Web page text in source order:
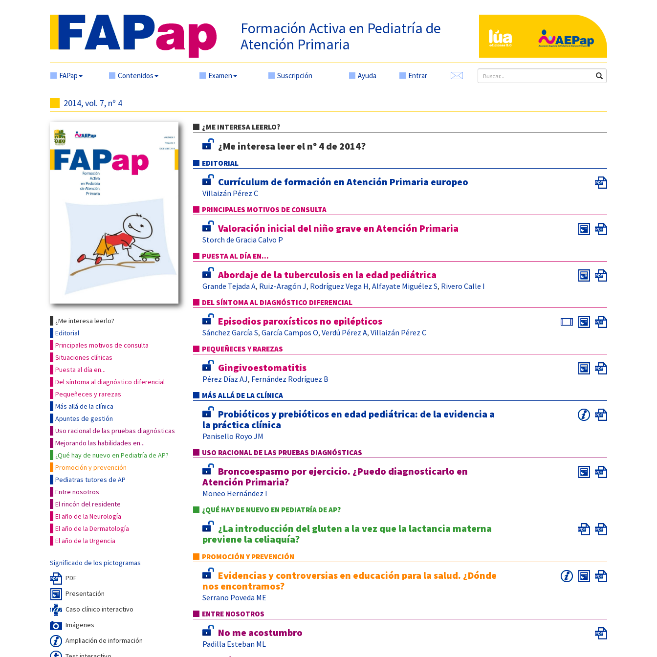
Formación Activa en Pediatría de
Atención Primaria
FAPap Contenidos Examen Suscripción Ayuda Entrar
2014, vol. 7, nº 4
¿Me interesa leerlo?
Editorial
Principales motivos de consulta
Situaciones clínicas
Puesta al día en...
Del síntoma al diagnóstico diferencial
Pequeñeces y rarezas
Más allá de la clínica
Apuntes de gestión
Uso racional de las pruebas diagnósticas
Mejorando las habilidades en...
¿Qué hay de nuevo en Pediatría de AP?
Promoción y prevención
Pediatras tutores de AP
Entre nosotros
El rincón del residente
El año de la Neurología
El año de la Dermatología
El año de la Urgencia
Significado de los pictogramas
PDF
Presentación
Caso clínico interactivo
Imágenes
Ampliación de información
¿ME INTERESA LEERLO?
¿Me interesa leer el nº 4 de 2014?
EDITORIAL
Currículum de formación en Atención Primaria europeo
Villaizán Pérez C
PRINCIPALES MOTIVOS DE CONSULTA
Valoración inicial del niño grave en Atención Primaria
Storch de Gracia Calvo P
PUESTA AL DÍA EN...
Abordaje de la tuberculosis en la edad pediátrica
Grande Tejada A, Ruiz-Aragón J, Rodríguez Vega H, Alfayate Miguélez S, Rivero Calle I
DEL SÍNTOMA AL DIAGNÓSTICO DIFERENCIAL
Episodios paroxísticos no epilépticos
Sánchez García S, García Campos O, Verdú Pérez A, Villaizán Pérez C
PEQUEÑECES Y RAREZAS
Gingivoestomatitis
Pérez Díaz AJ, Fernández Rodríguez B
MÁS ALLÁ DE LA CLÍNICA
Probióticos y prebióticos en edad pediátrica: de la evidencia a
la práctica clínica
Panisello Royo JM
USO RACIONAL DE LAS PRUEBAS DIAGNÓSTICAS
Broncoespasmo por ejercicio. ¿Puedo diagnosticarlo en
Atención Primaria?
Moneo Hernández I
¿QUÉ HAY DE NUEVO EN PEDIATRÍA DE AP?
¿La introducción del gluten a la vez que la lactancia materna
previene la celiaquía?
PROMOCIÓN Y PREVENCIÓN
Evidencias y controversias en educación para la salud. ¿Dónde
nos encontramos?
Serrano Poveda ME
ENTRE NOSOTROS
No me acostumbro
Padilla Esteban ML